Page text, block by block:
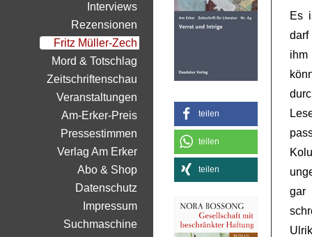
teilen
teilen
teilen
Es
darf
gar
Interviews
Rezensionen
Fritz Müller-Zech
Mord & Totschlag
Zeitschriftenschau
Veranstaltungen
Am-Erker-Preis
Pressestimmen
Verlag Am Erker
Abo & Shop
Datenschutz
Impressum
Suchmaschine